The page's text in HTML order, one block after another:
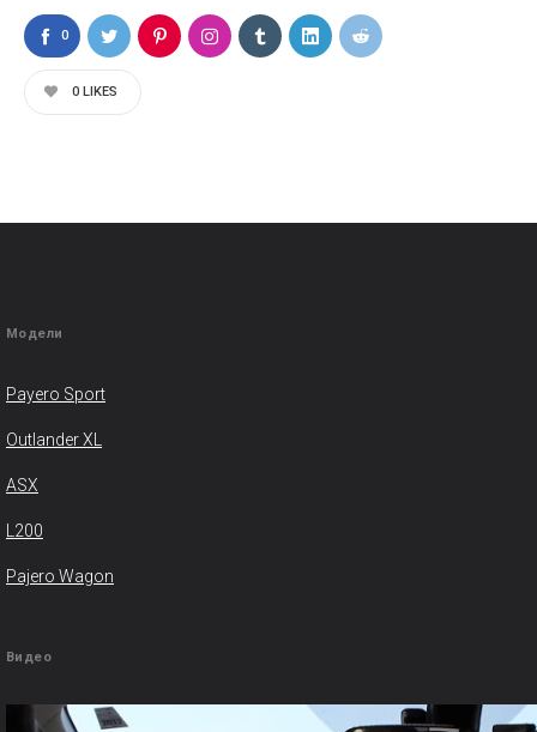
0
0 LIKES
Модели
Payero Sport
Outlander XL
ASX
L200
Pajero Wagon
Видео